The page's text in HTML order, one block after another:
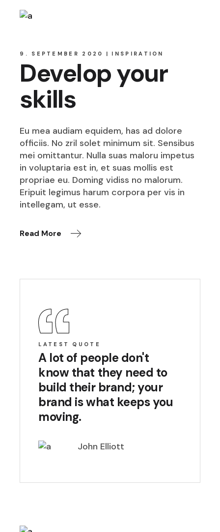
9. SEPTEMBER 2020 INSPIRATION
Develop your
skills
Eu mea audiam equidem, has ad dolore
officiis. No zril solet minimum sit. Sensibus
mei omittantur. Nulla suas maloru impetus
in voluptaria est in, et suas mollis est
propriae eu. Doming vidiss no malorum.
Eripuit legimus harum corpora per vis in
intellegam, ut esse.
Read More
LATEST QUOTE
A lot of people don't
know that they need to
build their brand; your
brand is what keeps you
moving.
John Elliott